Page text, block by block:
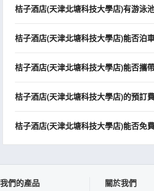
桔子酒店(天津北塘科技大學店)有游泳
桔子酒店(天津北塘科技大學店)能否泊
桔子酒店(天津北塘科技大學店)能否攜
桔子酒店(天津北塘科技大學店)的預訂
桔子酒店(天津北塘科技大學店)能否免
我們的產品 關於我們